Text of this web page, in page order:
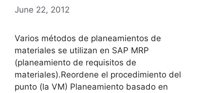
June 22, 2012
Varios métodos de planeamientos de
materiales se utilizan en SAP MRP
(planeamiento de requisitos de
materiales).Reordene el procedimiento del
punto (la VM) Planeamiento basado en